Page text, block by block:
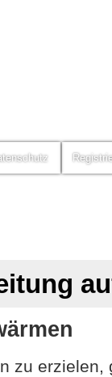
zu erzielen,